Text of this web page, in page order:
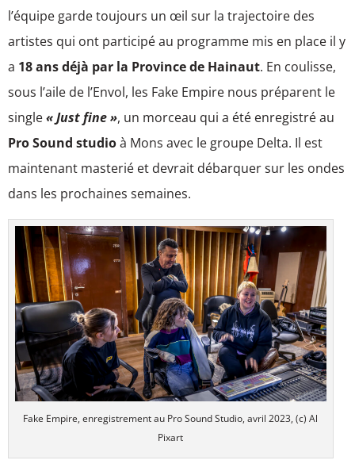
l’équipe garde toujours un œil sur la trajectoire des
artistes qui ont participé au programme mis en place il y
a 18 ans déjà par la Province de Hainaut. En coulisse,
sous l’aile de l’Envol, les Fake Empire nous préparent le
single« Just fine », un morceau qui a été enregistré au
Pro Sound studioà Mons avec le groupe Delta. Il est
maintenant masterié et devrait débarquer sur les ondes
dans les prochaines semaines.
Fake Empire, enregistrement au Pro Sound Studio, avril 2023, (c) Al
Pixart